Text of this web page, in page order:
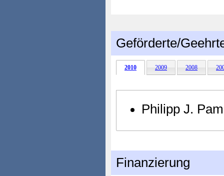
Geförderte/
2010 2009 2008
Philipp J.
Finanzierung